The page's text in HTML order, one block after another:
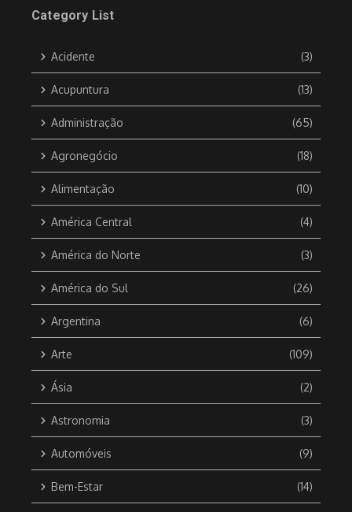
Category List
Acidente (3)
Acupuntura (13)
Administração (65)
Agronegócio (18)
Alimentação (10)
América Central (4)
América do Norte (3)
América do Sul (26)
Argentina (6)
Arte (109)
Ásia (2)
Astronomia (3)
Automóveis (9)
Bem-Estar (14)